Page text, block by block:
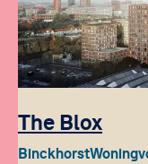
The Blox
Binckhorst